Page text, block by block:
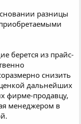
разницы
берется из прайс-
снизить
дальнейших
фирме-продавцу,
менеджером в